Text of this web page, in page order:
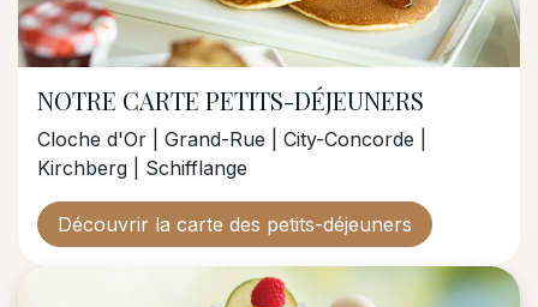
NOTRE CARTE PETITS-DÉJEUNERS
Cloche d'Or | Grand-Rue | City-Concorde |
Kirchberg | Schifflange
Découvrir la carte des petits-déjeuners